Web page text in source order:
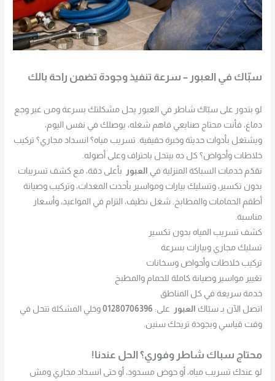
سبّاك في العبور – سرعة تنفيذ وجودة تضمن راحة بالك
لو بتدور على سبّاك شاطر في العبور يحل مشكلتك بسرعة ومن غير وجع
دماغ، فأنت محتاج صنايعي فاهم شغله، يوصلك في نفس اليوم،
ويشتغل بأدوات حديثة وخبرة حقيقية. تسريب مياه؟ انسداد مجاري؟ تركيب
خلاطات وأحواض؟ كل ده بيتحل باحتراف وعلى أصوله.
نقدّم خدمات السباكة المنزلية في
العبور
بأعلى دقة، مع كشف تسريبات
بدون تكسير، وتسليك بيارات ومواسير بأحدث المعدات، وتركيب وصيانة
أطقم الحمامات والمطابخ. شغل نظيف، التزام في المواعيد، وأسعار
مناسبة.
كشف تسريب المياه بدون تكسير
تسليك مجاري وبيارات بسرعة
تركيب خلاطات وأحواض وسخانات
تغيير مواسير وصيانة كاملة للحمام والمطبخ
خدمة سريعة في كل المناطق
اتصل الآن بـ سبّاك
العبور على: 01280706396 وخلي المشكلة تتحل في
وقت قياسي وبجودة تريحك سنين.
محتاج سباك شاطر وفوري؟ الحل عندنا!
لو عندك تسريب مياه، أو حوض مسدود، أو حتى انسداد مجاري ومش